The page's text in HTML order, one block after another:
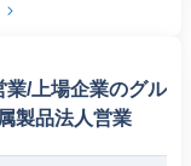
業/上場企業のグル
製品法人営業